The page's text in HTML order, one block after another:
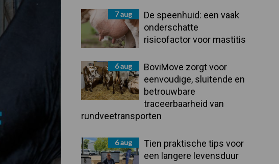
Sidebar7 aug
De speenhuid: een vaak
onderschatte
risicofactor voor mastitis
6 aug
BoviMove zorgt voor
eenvoudige, sluitende en
betrouwbare
traceerbaarheid van
rundveetransporten
6 aug
Tien praktische tips voor
een langere levensduur